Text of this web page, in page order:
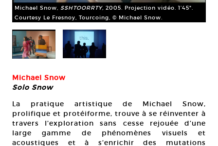
Michael Snow, SSHTOORRTY, 2005. Projection vidéo. 1’45".
Courtesy Le Fresnoy, Tourcoing, © Michael Snow.
Michael Snow
Solo Snow
La pratique artistique de Michael Snow,
prolifique et protéiforme, trouve à se réinventer à
travers l’exploration sans cesse rejouée d’une
large gamme de phénomènes visuels et
acoustiques et à s’enrichir des mutations